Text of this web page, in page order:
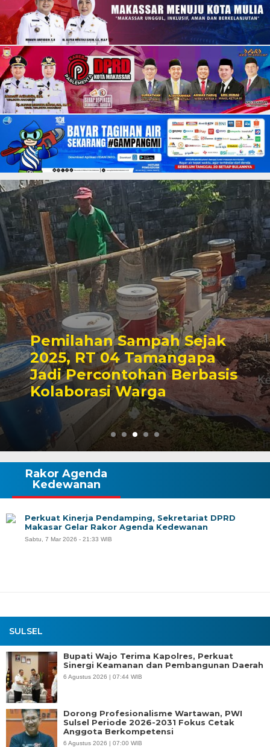
Pemilahan Sampah Sejak
2025, RT 04 Tamangapa
Jadi Percontohan Berbasis
Kolaborasi Warga
SULSEL
Bupati Wajo Terima Kapolres, Perkuat
Sinergi Keamanan dan Pembangunan Daerah
6 Agustus 2026 | 07:44 WIB
Dorong Profesionalisme Wartawan, PWI
Sulsel Periode 2026-2031 Fokus Cetak
Anggota Berkompetensi
6 Agustus 2026 | 07:00 WIB
Rakor Agenda
Kedewanan
Perkuat Kinerja Pendamping, Sekretariat DPRD
Makasar Gelar Rakor Agenda Kedewanan
Sabtu, 7 Mar 2026 - 21:33 WIB